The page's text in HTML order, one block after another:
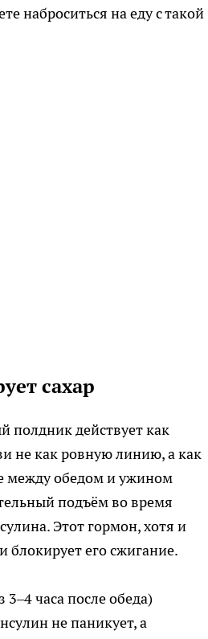
наброситься на еду с такой
сахар
полдник действует как
не как ровную линию, а как
между обедом и ужином
подъём во время
Этот гормон, хотя и
блокирует его сжигание.
часа после обеда)
не паникует, а